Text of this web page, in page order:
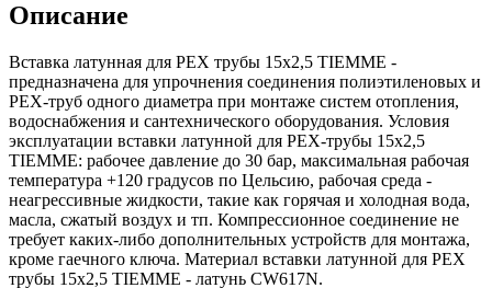
Описание
Вставка латунная для PEX трубы 15х2,5 TIEMME -
предназначена для упрочнения соединения полиэтиленовых и
PEX-труб одного диаметра при монтаже систем отопления,
водоснабжения и сантехнического оборудования. Условия
эксплуатации вставки латунной для PEX-трубы 15х2,5
TIEMME: рабочее давление до 30 бар, максимальная рабочая
температура +120 градусов по Цельсию, рабочая среда -
неагрессивные жидкости, такие как горячая и холодная вода,
масла, сжатый воздух и тп. Компрессионное соединение не
требует каких-либо дополнительных устройств для монтажа,
кроме гаечного ключа. Материал вставки латунной для PEX
трубы 15х2,5 TIEMME - латунь CW617N.